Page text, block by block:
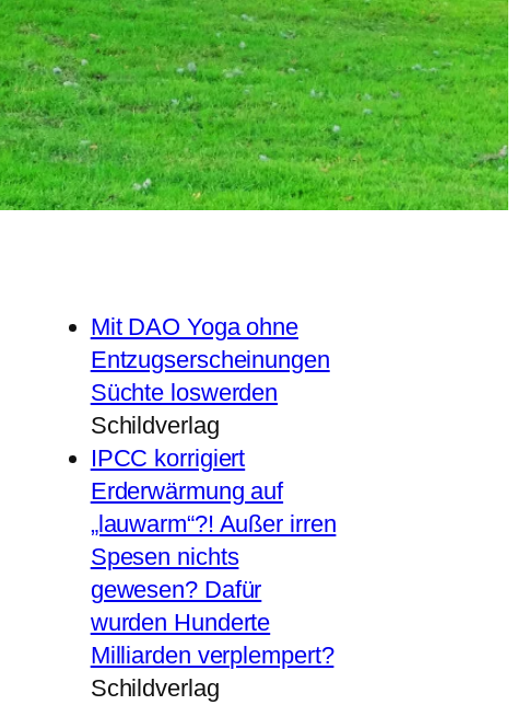
Mit DAO Yoga ohne
Entzugserscheinungen
Süchte loswerden
Schildverlag
IPCC korrigiert
Erderwärmung auf
„lauwarm“?! Außer irren
Spesen nichts
gewesen? Dafür
wurden Hunderte
Milliarden verplempert?
Schildverlag